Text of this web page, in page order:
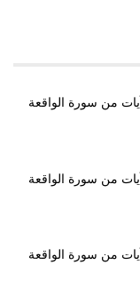
من سورة الواقعة
من سورة الواقعة
من سورة الواقعة